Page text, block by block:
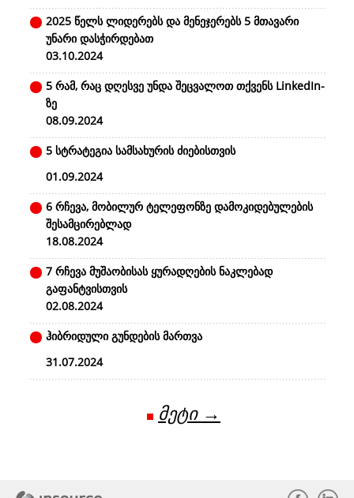
2025 წელს ლიდერებს და მენეჯერებს 5 მთავარი
უნარი დასჭირდებათ
03.10.2024
5 რამ, რაც დღესვე უნდა შეცვალოთ თქვენს LinkedIn-
ზე
08.09.2024
5 სტრატეგია სამსახურის ძიებისთვის
01.09.2024
6 რჩევა, მობილურ ტელეფონზე დამოკიდებულების
შესამცირებლად
18.08.2024
7 რჩევა მუშაობისას ყურადღების ნაკლებად
გაფანტვისთვის
02.08.2024
ჰიბრიდული გუნდების მართვა
31.07.2024
მეტი →